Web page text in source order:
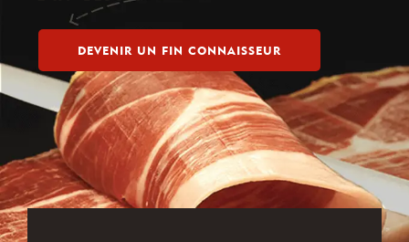
DEVENIR UN FIN CONNAISSEUR